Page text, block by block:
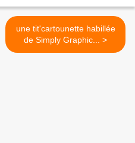
une tit'cartounette habillée
de Simply Graphic... >